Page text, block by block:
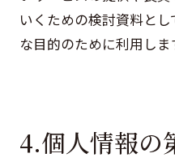
いくための検討資料と
な目的のために利用しま
4.個人情報の